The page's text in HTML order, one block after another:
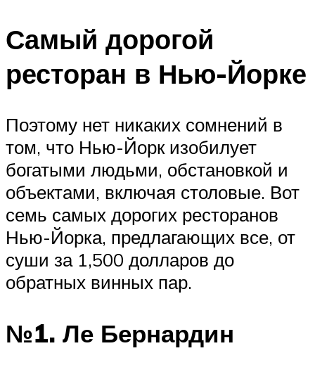
Самый дорогой
ресторан в Нью-Йорке
Поэтому нет никаких сомнений в
том, что Нью-Йорк изобилует
богатыми людьми, обстановкой и
объектами, включая столовые. Вот
семь самых дорогих ресторанов
Нью-Йорка, предлагающих все, от
суши за 1,500 долларов до
обратных винных пар.
№1. Ле Бернардин